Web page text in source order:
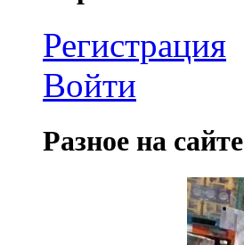
Регистрация
Войти
Разное на сайте